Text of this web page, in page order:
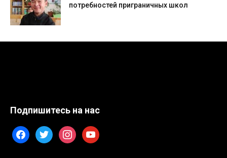
потребностей приграничных школ
Подпишитесь на нас